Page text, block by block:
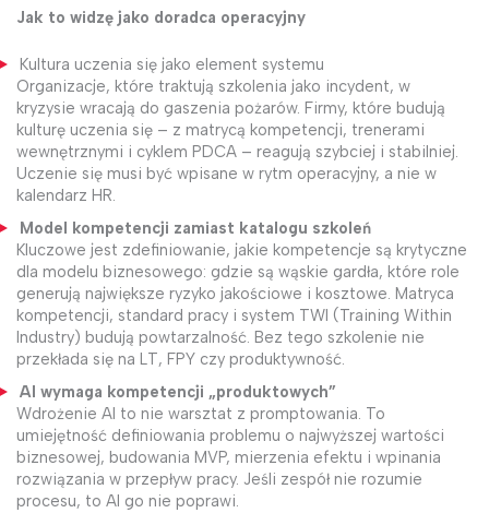
Jak to widzę jako doradca operacyjny
Kultura uczenia się jako element systemu
Organizacje, które traktują szkolenia jako incydent, w
kryzysie wracają do gaszenia pożarów. Firmy, które budują
kulturę uczenia się – z matrycą kompetencji, trenerami
wewnętrznymi i cyklem PDCA – reagują szybciej i stabilniej.
Uczenie się musi być wpisane w rytm operacyjny, a nie w
kalendarz HR.
Model kompetencji zamiast katalogu szkoleń
Kluczowe jest zdefiniowanie, jakie kompetencje są krytyczne
dla modelu biznesowego: gdzie są wąskie gardła, które role
generują największe ryzyko jakościowe i kosztowe. Matryca
kompetencji, standard pracy i system TWI (Training Within
Industry) budują powtarzalność. Bez tego szkolenie nie
przekłada się na LT, FPY czy produktywność.
AI wymaga kompetencji „produktowych”
Wdrożenie AI to nie warsztat z promptowania. To
umiejętność definiowania problemu o najwyższej wartości
biznesowej, budowania MVP, mierzenia efektu i wpinania
rozwiązania w przepływ pracy. Jeśli zespół nie rozumie
procesu, to AI go nie poprawi.